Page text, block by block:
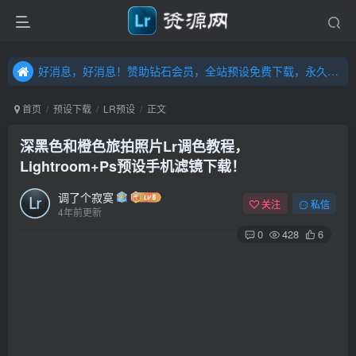
好消息，好消息！赞助钻石会员，全站预设免费下载，永久钻石会员，”送“万元超值资源，内容丰富，容量高达20T，不断更新！点击进入……
好消息，好消息！赞助钻石会员，全站预设免费下载，永久钻石会员，”送“万元超值资源，内容丰富，容量高达20T，不断更新！点击进入……
首页 预设下载 LR预设 正文
深黑色和橙色旅拍照片Lr调色教程，
Lightroom+Ps预设手机滤镜下载！
调了个寂寞
4年前更新
关注 私信
0 428 6